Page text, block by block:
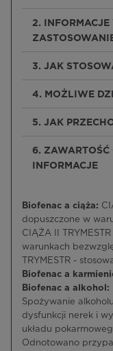
2. INFORMACJE
3. JAK
4. MOŻLIWE
5. JAK
6.
INFORMACJE
Biofenac a ciąża:
dopuszczone w
CIĄŻA II
warunkach
TRYMESTR -
Biofenac a
Biofenac a alkohol:
Spożywanie
dysfunkcji nerek i
układu
Odnotowano